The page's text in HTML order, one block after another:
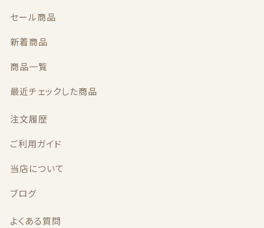
セール商品
新着商品
商品一覧
最近チェックした商品
注文履歴
ご利用ガイド
当店について
ブログ
よくある質問